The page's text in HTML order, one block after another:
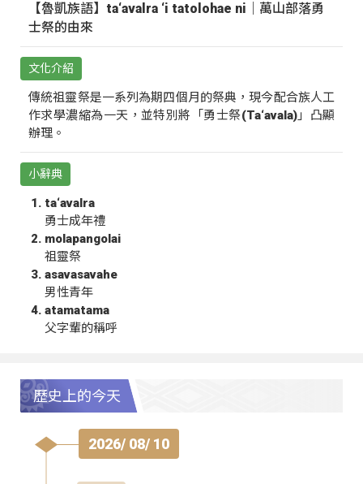
【魯凱族語】ta‘avalra ‘i tatolohae ni｜萬山部落勇
士祭的由來
文化介紹
傳統祖靈祭是一系列為期四個月的祭典，現今配合族人工
作求學濃縮為一天，並特別將「勇士祭(Ta‘avala)」凸顯
辦理。
小辭典
ta‘avalra
勇士成年禮
molapangolai
祖靈祭
asavasavahe
男性青年
atamatama
父字輩的稱呼
歷史上的今天
2026/ 08/ 10